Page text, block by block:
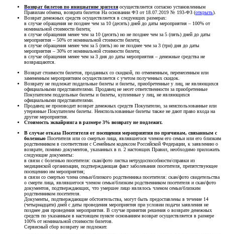
Возврат билетов по инициативе зрителя осуществляется согласно установленным
Правилам обмена, возврата билетов На основании ФЗ от 18.07.2019 № 193-ФЗ (открыть).
Возврат денежных средств осуществляется в следующих размерах:
в случае обращения не позднее чем за 10 (десять) дней до даты мероприятия – 100% от
номинальной стоимости билета;
в случае обращения менее чем за 10 (десять) но не позднее чем за 5 (пять) дней до даты
мероприятия – 50% от номинальной стоимости билета;
в случае обращения менее чем за 5 (пять) но не позднее чем за 3 (три) дня до даты
мероприятия – 30% от номинальной стоимости билета;
в случае обращения менее чем за 3 дня до даты мероприятия – денежные средства не
возвращаются.
Возврат стоимости билетов, проданных со скидкой, по отмененным, перенесенным или
замененным мероприятиям осуществляется с учетом полученных скидок.
Возврату не подлежат поддельные билеты и билеты, приобретенные у лиц, не являющихся
официальными представителями. Продавец не несет ответственности за приобретенные
Покупателем поддельные билеты и билеты, купленные у лиц, не являющихся
официальными представителями.
Продавец не производит возврат денежных средств Покупателю, за неиспользованные или
утерянные Покупателем билеты. Неиспользованные билеты также не дают право входа на
другие мероприятия.
Стоимость эквайринга в размере 3% возврату не подлежит.
В случае отказа Посетителя от посещения мероприятия по причинам, связанным с
болезнью Посетителя или со смертью лица, являвшегося членом его семьи или его близким
родственником в соответствии с Семейным кодексом Российской Федерации, к заявлению о
возврате, помимо документов, указанных в п. 2 настоящих Правил, необходимо приложить
следующие документы:
в связи с болезнью посетителя: скан/фото листка нетрудоспособности/справки из
медицинской организации, подтверждающая факт заболевания посетителя, препятствующее
посещению им мероприятия;
в связи со смертью члена семьи/близкого родственника посетителя: скан/фото свидетельства
о смерти лица, являвшегося членом семьи/близким родственником посетителя и скан/фото
документов, подтверждающих, что умершее лицо являлось членом семьи/близким
родственником посетителя.
Документы, подтверждающие обстоятельства, могут быть предоставлены в течение 14
(четырнадцати) дней с даты проведения мероприятия при условии подачи заявления не
позднее дня проведения мероприятия. В случае принятия решения о возврате денежных
средств по указанным в настоящем пункте основаниям возврат осуществляется в размере
100% от номинальной стоимости билетов.
Сервисный сбор возврату не подлежит.